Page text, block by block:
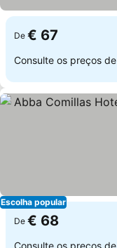
De € 67
Consulte os preços de
Escolha popular
De € 68
Consulte os preços de